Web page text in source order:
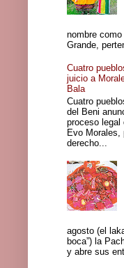
nombre
Grande,
Cuatro
juicio a
Bala
Cuatro
del Beni
proceso legal
Evo Morales,
derecho...
agosto (el
boca”) la
y abre sus